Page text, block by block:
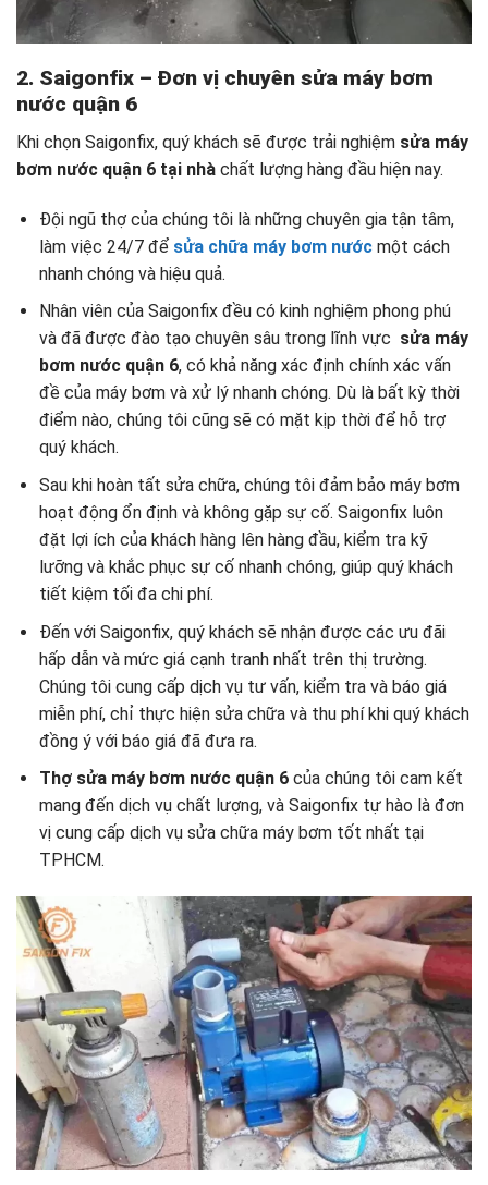
2. Saigonfix – Đơn vị chuyên sửa máy bơm
nước quận 6
Khi chọn Saigonfix, quý khách sẽ được trải nghiệm sửa máy
bơm nước quận 6 tại nhà chất lượng hàng đầu hiện nay.
Đội ngũ thợ của chúng tôi là những chuyên gia tận tâm,
làm việc 24/7 để sửa chữa máy bơm nướcmột cách
nhanh chóng và hiệu quả.
Nhân viên của Saigonfix đều có kinh nghiệm phong phú
và đã được đào tạo chuyên sâu trong lĩnh vực sửa máy
bơm nước quận 6, có khả năng xác định chính xác vấn
đề của máy bơm và xử lý nhanh chóng. Dù là bất kỳ thời
điểm nào, chúng tôi cũng sẽ có mặt kịp thời để hỗ trợ
quý khách.
Sau khi hoàn tất sửa chữa, chúng tôi đảm bảo máy bơm
hoạt động ổn định và không gặp sự cố. Saigonfix luôn
đặt lợi ích của khách hàng lên hàng đầu, kiểm tra kỹ
lưỡng và khắc phục sự cố nhanh chóng, giúp quý khách
tiết kiệm tối đa chi phí.
Đến với Saigonfix, quý khách sẽ nhận được các ưu đãi
hấp dẫn và mức giá cạnh tranh nhất trên thị trường.
Chúng tôi cung cấp dịch vụ tư vấn, kiểm tra và báo giá
miễn phí, chỉ thực hiện sửa chữa và thu phí khi quý khách
đồng ý với báo giá đã đưa ra.
Thợ sửa máy bơm nước quận 6của chúng tôi cam kết
mang đến dịch vụ chất lượng, và Saigonfix tự hào là đơn
vị cung cấp dịch vụ sửa chữa máy bơm tốt nhất tại
TPHCM.